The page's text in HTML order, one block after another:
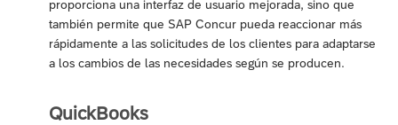
proporciona una interfaz de usuario mejorada, sino que
también permite que SAP Concur pueda reaccionar más
rápidamente a las solicitudes de los clientes para adaptarse
a los cambios de las necesidades según se producen.
QuickBooks